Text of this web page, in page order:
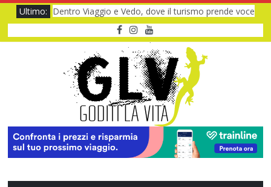
Ultimo: Dentro Viaggio e Vedo, dove il turismo prende voce
Quando il CUP ti fa aspettare troppo
Baviera da fiaba tra castelli e meraviglie
I Legnanesi a Milano 2027: risate smart
Film al cinema ad agosto 2026: le novità